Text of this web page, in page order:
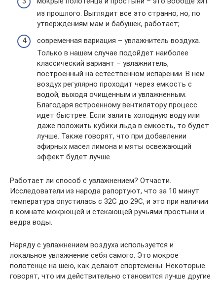
из прошлого. Выглядит все это странно, но, по
утверждениям мам и бабушек, работает;
современная вариация – увлажнитель воздуха.
Только в нашем случае подойдет наиболее
классический вариант – увлажнитель,
построенный на естественном испарении. В нем
воздух регулярно проходит через емкость с
водой, выходя очищенным и увлажненным.
Благодаря встроенному вентилятору процесс
идет быстрее. Если залить холодную воду или
даже положить кубики льда в емкость, то будет
лучше. Также говорят, что при добавлении
эфирных масел лимона и мяты освежающий
эффект будет лучше.
Работает ли способ с увлажнением? Отчасти.
Исследователи из народа рапортуют, что за 10 минут
температура опустилась с 32С до 29С, и это при наличии
в комнате мокрющей и стекающей ручьями простыни и
ведра воды.
Наряду с увлажнением воздуха используется и
локальное увлажнение себя самого. Это мокрое
полотенце на шею, как делают спортсмены. Некоторые
говорят, что им действительно становится лучше другие